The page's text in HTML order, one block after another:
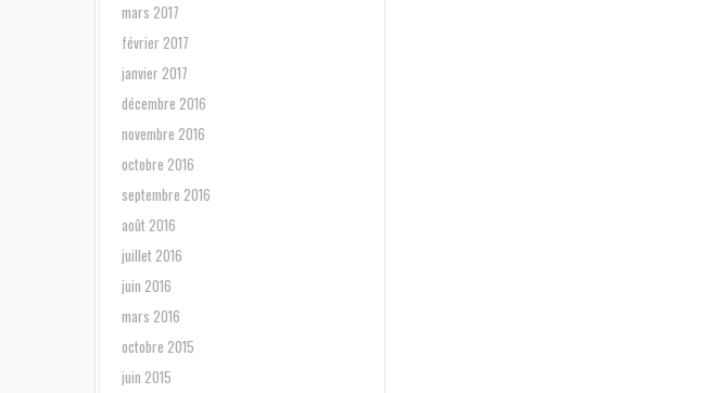
mars 2017
février 2017
janvier 2017
décembre 2016
novembre 2016
octobre 2016
septembre 2016
août 2016
juillet 2016
juin 2016
mars 2016
octobre 2015
juin 2015